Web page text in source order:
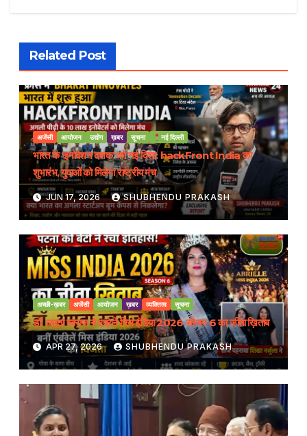
Related Post
अजेंसी आयोजन उद्योग ख़बर सूचना नई दिल्ली
भारत के ‘इनोवेशन दशक’ को नई दिशा: hackFront India का
शुभारंभ, युवाओं को मिलेगा राष्ट्रीय मंच
JUN 17, 2026 SHUBHENDU PRAKASH
अच्छी-ख़बर अजेंसी आयोजन ख़बर व्यक्तित्व सूचना
डॉ. अमृता स्वराज ने एब्रेले मिस इंडिया 2026 सीजन 6 का जीता ख़िताब
APR 27, 2026 SHUBHENDU PRAKASH